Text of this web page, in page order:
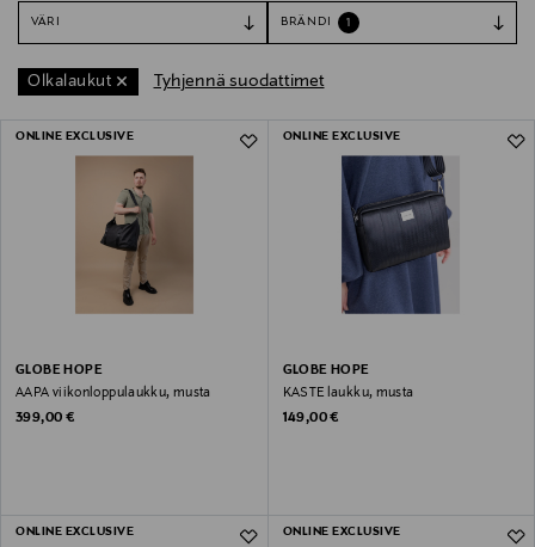
VÄRI BRÄNDI 1
Olkalaukut Tyhjennä suodattimet
7 Tuotetta
ONLINE EXCLUSIVE
GLOBE HOPE
AAPA viikonloppulaukku, musta
Original Price
399,00 €
ONLINE EXCLUSIVE
GLOBE HOPE
KASTE laukku, musta
Original Price
149,00 €
ONLINE EXCLUSIVE ONLINE EXCLUSIVE